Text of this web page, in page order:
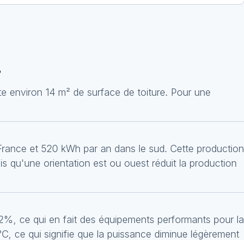
environ 14 m² de surface de toiture. Pour une
et 520 kWh par an dans le sud. Cette production
qu'une orientation est ou ouest réduit la production
ce qui en fait des équipements performants pour la
ce qui signifie que la puissance diminue légèrement